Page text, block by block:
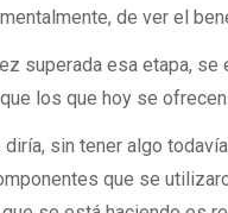
de ver el
superada esa etapa,
los que hoy se ofrecen
diría, sin tener algo
que se